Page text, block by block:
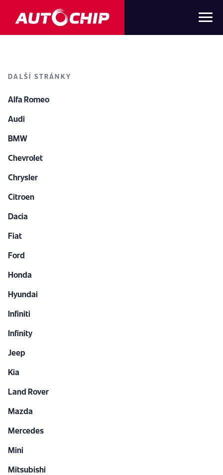
DALŠÍ STRÁNKY
Alfa Romeo
Audi
BMW
Chevrolet
Chrysler
Citroen
Dacia
Fiat
Ford
Honda
Hyundai
Infiniti
Infinity
Jeep
Kia
Land Rover
Mazda
Mercedes
Mini
Mitsubishi